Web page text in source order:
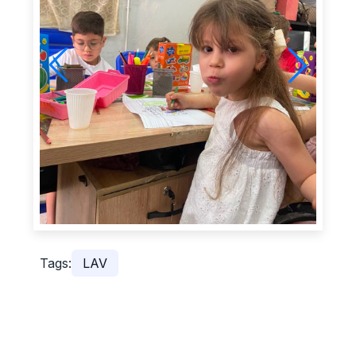
Tags: LAV